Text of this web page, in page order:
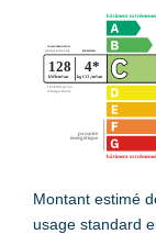
Montant estimé
usage standard